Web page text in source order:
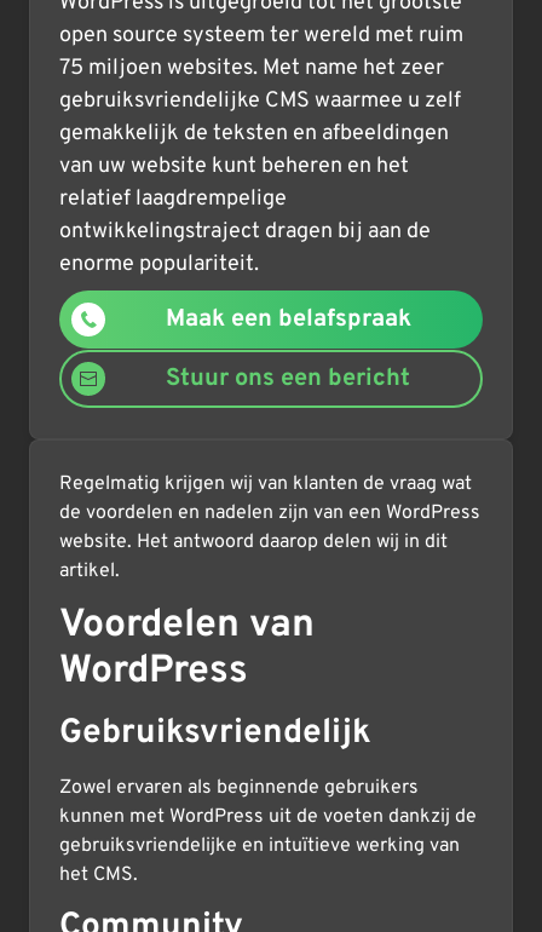
open source systeem ter wereld met ruim
75 miljoen websites. Met name het zeer
gebruiksvriendelijke CMS waarmee u zelf
gemakkelijk de teksten en afbeeldingen
van uw website kunt beheren en het
relatief laagdrempelige
ontwikkelingstraject dragen bij aan de
enorme populariteit.
Maak een belafspraak
Stuur ons een bericht
Regelmatig krijgen wij van klanten de vraag wat
de voordelen en nadelen zijn van een WordPress
website. Het antwoord daarop delen wij in dit
artikel.
Voordelen van
WordPress
Gebruiksvriendelijk
Zowel ervaren als beginnende gebruikers
kunnen met WordPress uit de voeten dankzij de
gebruiksvriendelijke en intuïtieve werking van
het CMS.